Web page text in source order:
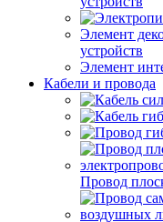
Элемент
устройств
Элемент
Кабели и провода
Провод